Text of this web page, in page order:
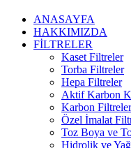
ANASAYFA
HAKKIMIZDA
FİLTRELER
Kaset Filtreler
Torba Filtreler
Hepa Filtreler
Aktif Karbon
Karbon Filtreler
Özel İmalat
Toz Boya ve
Hidrolik ve